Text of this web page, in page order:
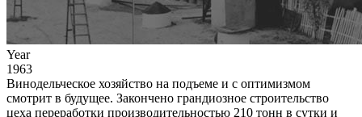
Year
1963
Винодельческое хозяйство на подъеме и с оптимизмом
смотрит в будущее. Закончено грандиозное строительство
цеха переработки производительностью 210 тонн в сутки и